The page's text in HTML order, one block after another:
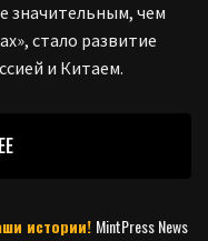
значительным, чем
стало развитие
и Китаем.
истории! MintPress News